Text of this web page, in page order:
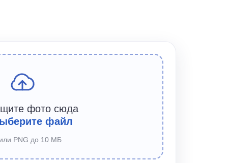
фото сюда
файл
PNG до 10 МБ